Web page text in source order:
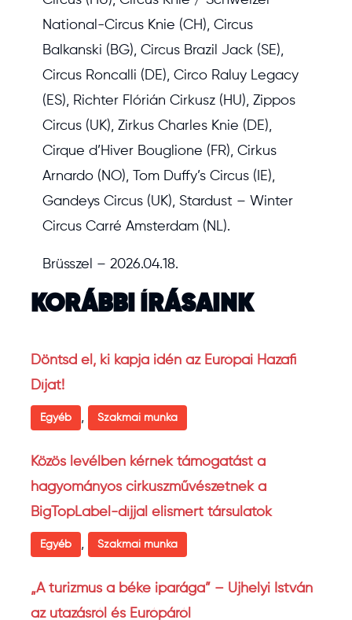
National-Circus Knie (CH), Circus
Balkanski (BG), Circus Brazil Jack (SE),
Circus Roncalli (DE), Circo Raluy Legacy
(ES), Richter Flórián Cirkusz (HU), Zippos
Circus (UK), Zirkus Charles Knie (DE),
Cirque d’Hiver Bouglione (FR), Cirkus
Arnardo (NO), Tom Duffy’s Circus (IE),
Gandeys Circus (UK), Stardust – Winter
Circus Carré Amsterdam (NL).
Brüsszel – 2026.04.18.
KORÁBBI ÍRÁSAINK
Döntsd el, ki kapja idén az Európai Hazafi
Díjat!
Egyéb , Szakmai munka
Közös levélben kérnek támogatást a
hagyományos cirkuszművészetnek a
BigTopLabel-díjjal elismert társulatok
Egyéb , Szakmai munka
„A turizmus a béke iparága” – Ujhelyi István
az utazásról és Európáról